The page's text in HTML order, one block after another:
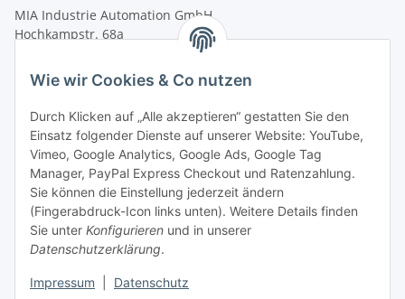
Wie wir Cookies & Co nutzen
Durch Klicken auf „Alle akzeptieren“ gestatten Sie den
Einsatz folgender Dienste auf unserer Website: YouTube,
Vimeo, Google Analytics, Google Ads, Google Tag
Manager, PayPal Express Checkout und Ratenzahlung.
Sie können die Einstellung jederzeit ändern
(Fingerabdruck-Icon links unten). Weitere Details finden
Sie unter Konfigurieren und in unserer
Datenschutzerklärung.
Impressum Datenschutz
MIA Industrie Automation GmbH
Hochkampstr. 68a
Tel.: +49 (0)209 58900406
shop@mia-automation.de
Gesetzliche Informationen
Informationen